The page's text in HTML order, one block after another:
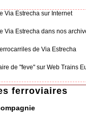
Via Estrecha sur Internet
Via Estrecha dans nos
de Via Estrecha
de "feve" sur Web Trains
ferroviaires